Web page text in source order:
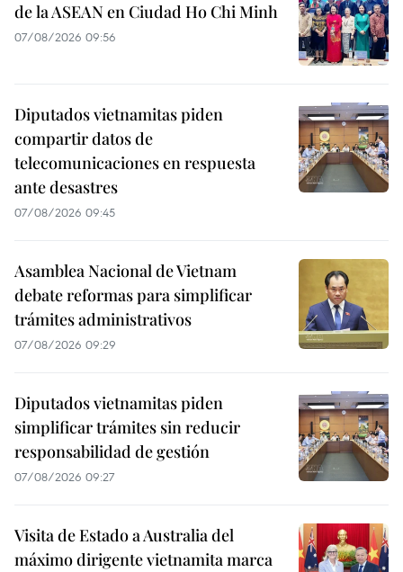
de la ASEAN en Ciudad Ho Chi Minh
07/08/2026 09:56
Diputados vietnamitas piden
compartir datos de
telecomunicaciones en respuesta
ante desastres
07/08/2026 09:45
Asamblea Nacional de Vietnam
debate reformas para simplificar
trámites administrativos
07/08/2026 09:29
Diputados vietnamitas piden
simplificar trámites sin reducir
responsabilidad de gestión
07/08/2026 09:27
Visita de Estado a Australia del
máximo dirigente vietnamita marca